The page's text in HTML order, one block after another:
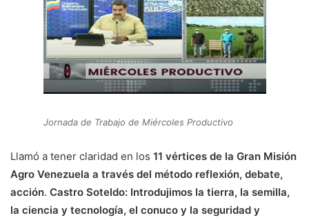
Jornada de Trabajo de Miércoles Productivo
Llamó a tener claridad en los 11 vértices de la Gran Misión
Agro Venezuela a través del método reflexión, debate,
acción. Castro Soteldo: Introdujimos la tierra, la semilla,
la ciencia y tecnología, el conuco y la seguridad y